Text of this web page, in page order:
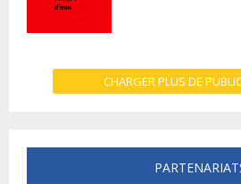
CHARGER PLUS DE